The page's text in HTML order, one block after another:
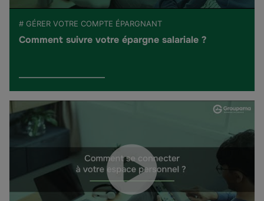
# GÉRER VOTRE COMPTE ÉPARGNANT
Comment suivre votre épargne salariale ?